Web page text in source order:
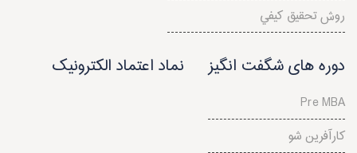
روش تحقيق كيفي
دوره های شگفت انگیز
Pre MBA
کارآفرین شو
نماد اعتماد الکترونیک